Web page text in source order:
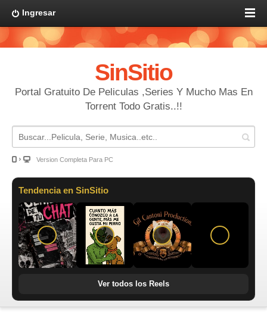
Ingresar
SinSitio
Portal Gratuito De Peliculas ,Series Y Mucho Mas En
Torrent Todo Gratis..!!
Version Completa Para PC
Tendencia en SinSitio
Ver todos los Reels